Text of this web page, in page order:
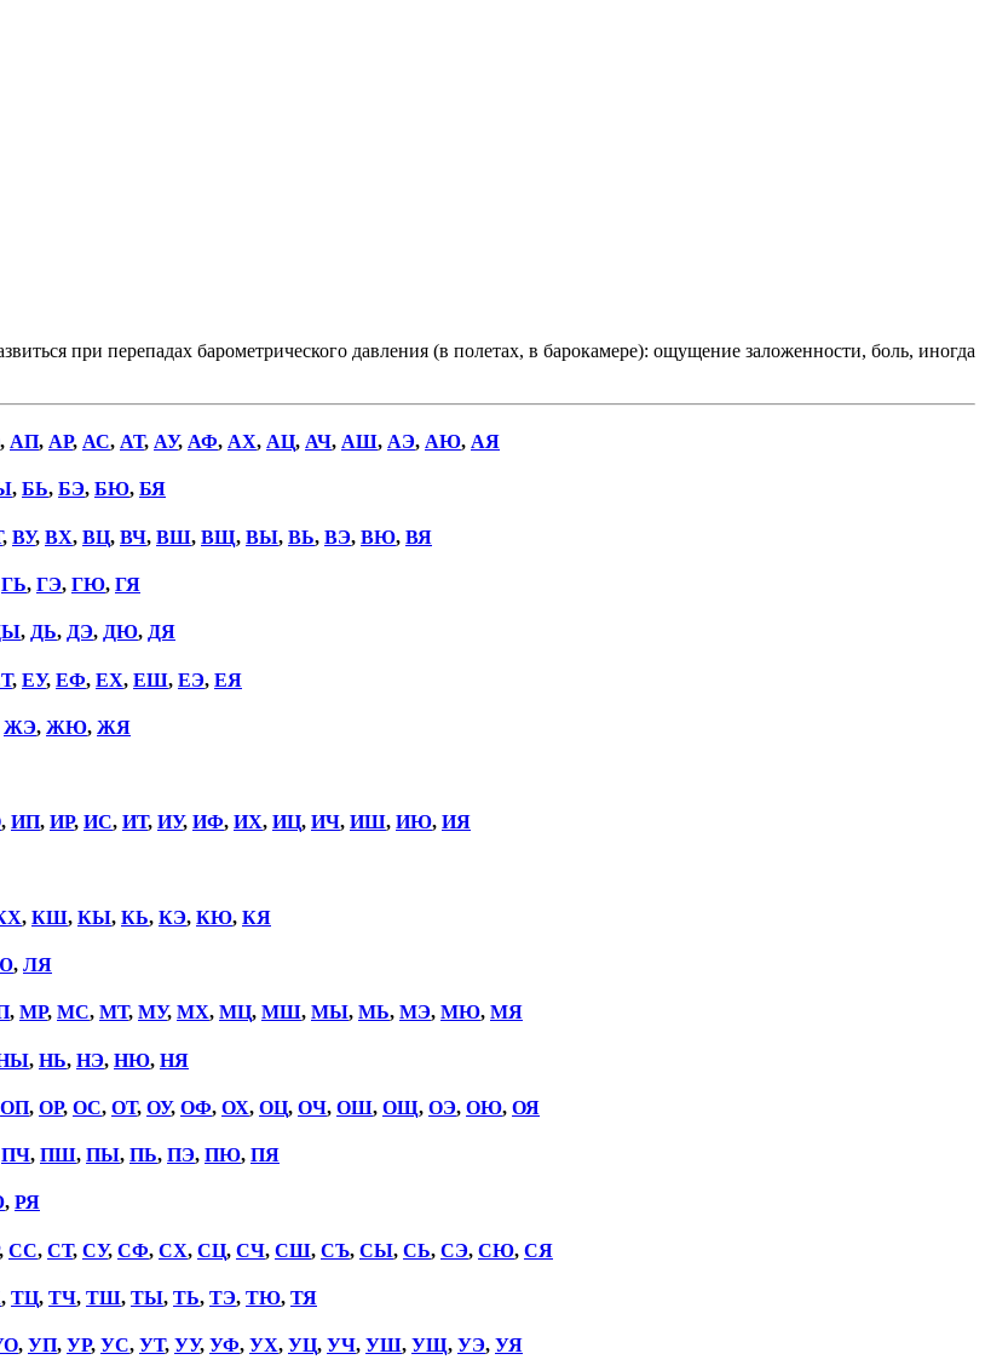
при перепадах барометрического давления (в полетах, в барокамере): ощущение заложенности, боль, иногда
, АП, АР, АС, АТ, АУ, АФ, АХ, АЦ, АЧ, АШ, АЭ, АЮ, АЯ
, БЬ, БЭ, БЮ, БЯ
, ВУ, ВХ, ВЦ, ВЧ, ВШ, ВЩ, ВЫ, ВЬ, ВЭ, ВЮ, ВЯ
ГЬ, ГЭ, ГЮ, ГЯ
, ДЬ, ДЭ, ДЮ, ДЯ
, ЕУ, ЕФ, ЕХ, ЕШ, ЕЭ, ЕЯ
ЖЭ, ЖЮ, ЖЯ
, ИП, ИР, ИС, ИТ, ИУ, ИФ, ИХ, ИЦ, ИЧ, ИШ, ИЮ, ИЯ
, КШ, КЫ, КЬ, КЭ, КЮ, КЯ
, ЛЯ
, МР, МС, МТ, МУ, МХ, МЦ, МШ, МЫ, МЬ, МЭ, МЮ, МЯ
, НЬ, НЭ, НЮ, НЯ
ОП, ОР, ОС, ОТ, ОУ, ОФ, ОХ, ОЦ, ОЧ, ОШ, ОЩ, ОЭ, ОЮ, ОЯ
ПЧ, ПШ, ПЫ, ПЬ, ПЭ, ПЮ, ПЯ
, РЯ
, СС, СТ, СУ, СФ, СХ, СЦ, СЧ, СШ, СЪ, СЫ, СЬ, СЭ, СЮ, СЯ
, ТЦ, ТЧ, ТШ, ТЫ, ТЬ, ТЭ, ТЮ, ТЯ
, УП, УР, УС, УТ, УУ, УФ, УХ, УЦ, УЧ, УШ, УЩ, УЭ, УЯ